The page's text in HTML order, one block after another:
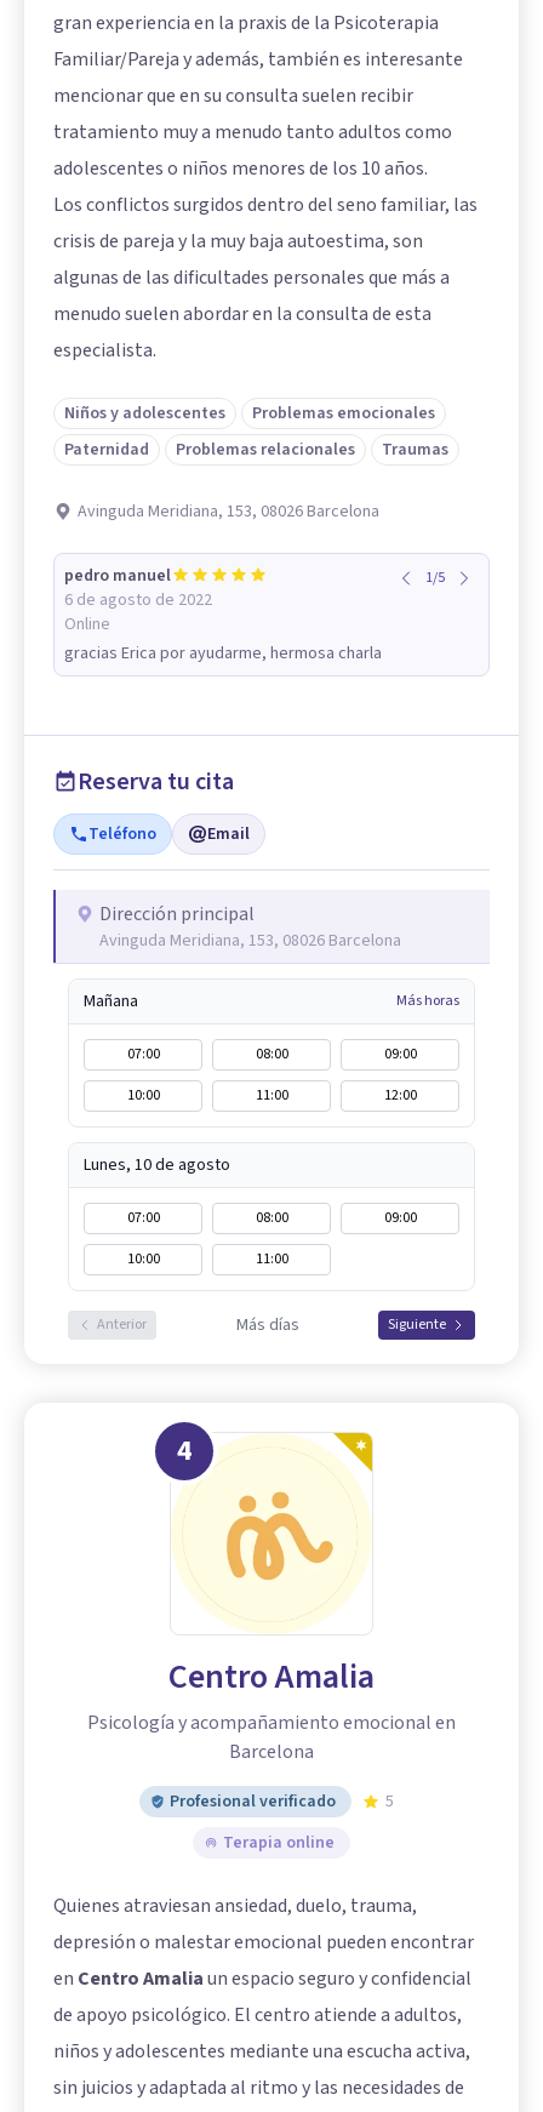
gran experiencia en la praxis de la Psicoterapia
Familiar/Pareja y además, también es interesante
mencionar que en su consulta suelen recibir
tratamiento muy a menudo tanto adultos como
adolescentes o niños menores de los 10 años.
Los conflictos surgidos dentro del seno familiar, las
crisis de pareja y la muy baja autoestima, son
algunas de las dificultades personales que más a
menudo suelen abordar en la consulta de esta
especialista.
Niños y adolescentes
Problemas emocionales
Paternidad
Problemas relacionales Traumas
Avinguda Meridiana, 153, 08026 Barcelona
pedro manuel
6 de agosto de 2022
Online
1/5
gracias Erica por ayudarme, hermosa charla
Reserva tu cita
Teléfono Email
Dirección principal
Avinguda Meridiana, 153, 08026 Barcelona
Mañana Más horas
07:00 08:00
09:00
10:00
11:00 12:00
Lunes, 10 de agosto
07:00 08:00
09:00
10:00
11:00
Anterior Más días Siguiente
4
Centro Amalia
Psicología y acompañamiento emocional en
Barcelona
Profesional verificado
5
Terapia online
Quienes atraviesan ansiedad, duelo, trauma,
depresión o malestar emocional pueden encontrar
en Centro Amaliaun espacio seguro y confidencial
de apoyo psicológico. El centro atiende a adultos,
niños y adolescentes mediante una escucha activa,
sin juicios y adaptada al ritmo y las necesidades de